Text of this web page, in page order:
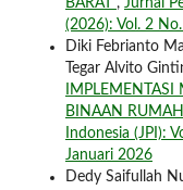
BARAT , Jurnal
(2026): Vol. 2
Diki Febrianto
Tegar Alvito
BINAAN
Indonesia (JPI):
Januari 2026
Dedy Saifullah